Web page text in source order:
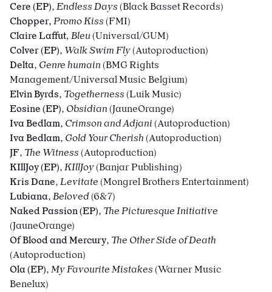
Cere (EP), Endless Days (Black Basset Records)
Chopper, Promo Kiss (FMI)
Claire Laffut, Bleu(Universal/GUM)
Colver (EP), Walk Swim Fly(Autoproduction)
Delta, Genre humain(BMG Rights
Management/Universal Music Belgium)
Elvin Byrds, Togetherness (Luik Music)
Eosine (EP), Obsidian(JauneOrange)
Iva Bedlam, Crimson and Adjani (Autoproduction)
Iva Bedlam, Gold Your Cherish (Autoproduction)
JF, The Witness (Autoproduction)
KIllJoy (EP), KIllJoy(Banjar Publishing)
Kris Dane, Levitate (Mongrel Brothers Entertainment)
Lubiana, Beloved(6&7)
Naked Passion (EP), The Picturesque Initiative
(JauneOrange)
Of Blood and Mercury, The Other Side of Death
(Autoproduction)
Ola (EP), My Favourite Mistakes (Warner Music
Benelux)